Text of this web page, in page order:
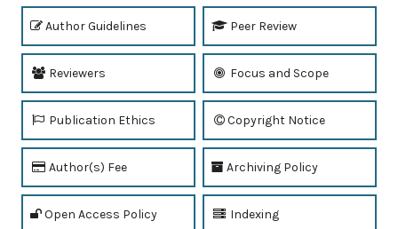
Author Guidelines Peer Review
Reviewers Focus and Scope
Publication Ethics Copyright Notice
Author(s) Fee Archiving Policy
Open Access Policy Indexing